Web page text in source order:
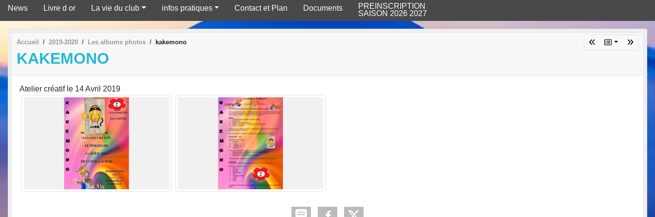
News Livre d or La vie du club infos pratiques Contact et Plan Documents
PREINSCRIPTION
SAISON 2026 2027
Accueil 2019-2020 Les albums photos kakemono
KAKEMONO
Atelier créatif le 14 Avril 2019